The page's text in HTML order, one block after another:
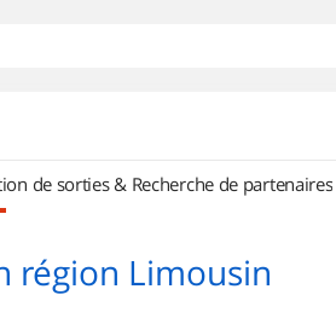
de sorties & Recherche de partenaires
région Limousin